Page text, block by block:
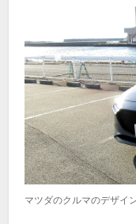
マツダのクルマのデザイ